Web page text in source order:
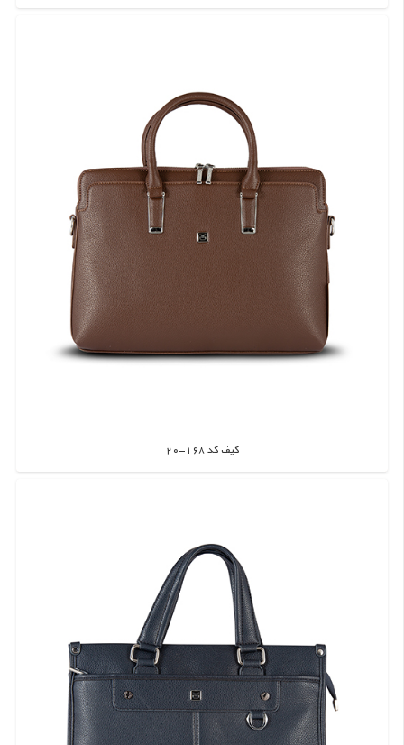
کیف کد 168-20
اطلاعات بیشتر